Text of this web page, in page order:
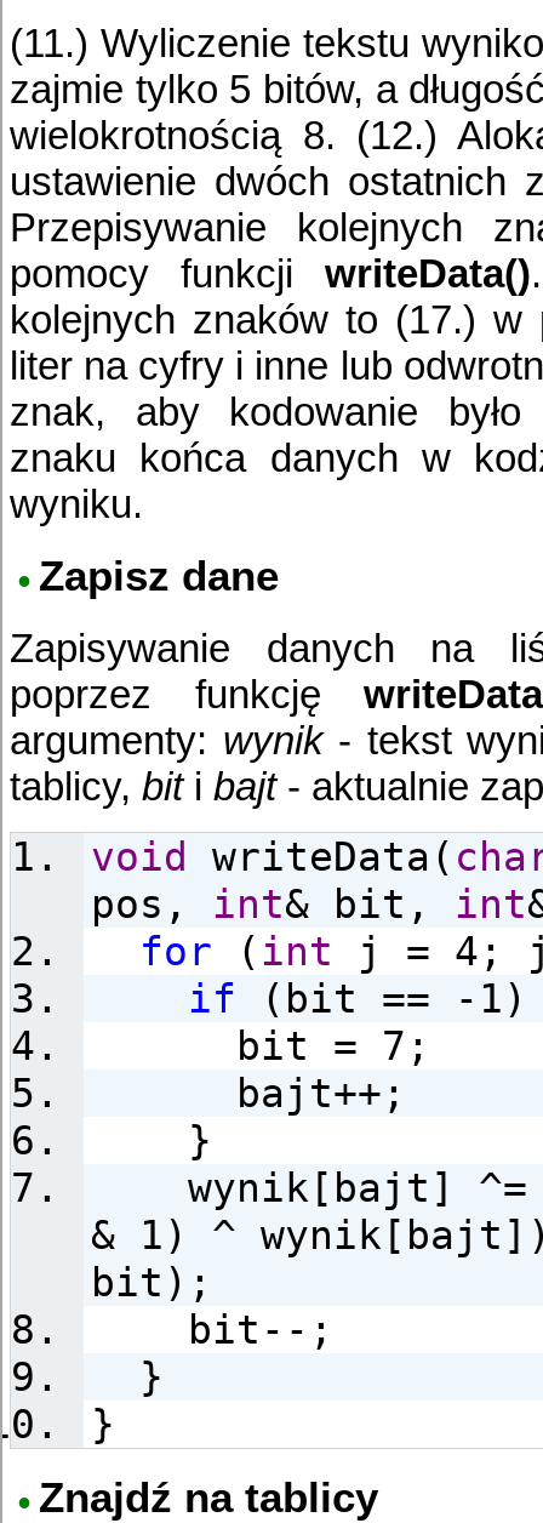
(11.) Wyliczenie tekstu
zajmie tylko 5 bitów, a
wielokrotnością 8. (12.)
ustawienie dwóch
Przepisywanie kolejnych
pomocy funkcji writeData()
kolejnych znaków to (17.)
liter na cyfry i inne lub
znak, aby kodowanie było
znaku końca danych w
wyniku.
Zapisz dane
Zapisywanie danych na
poprzez funkcję
argumenty: wynik- tekst
tablicy, biti bajt- aktualnie
void writeData(
pos, int& bit, int
for ( int j = 4;
if (bit == -
bit = 7;
bajt++;
}
wynik[bajt] ^=
& 1) ^
bit);
bit--;
}
}
Znajdź na tablicy